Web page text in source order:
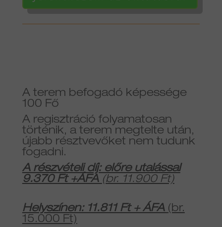
A terem befogadó képessége
100 Fő
A regisztráció folyamatosan
történik, a terem megtelte után,
újabb résztvevőket nem tudunk
fogadni.
A részvételi díj: előre utalással
9.370 Ft +ÁFA (br. 11.900 Ft)
Helyszínen: 11.811 Ft + ÁFA (br.
15.000 Ft)